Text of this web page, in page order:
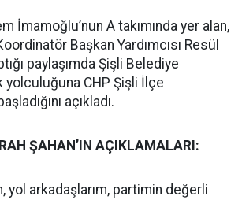
İmamoğlu’nun A takımında yer alan,
Başkan Yardımcısı Resül
paylaşımda Şişli Belediye
yolculuğuna CHP Şişli İlçe
açıkladı.
ŞAHAN’IN AÇIKLAMALARI:
yol arkadaşlarım, partimin değerli